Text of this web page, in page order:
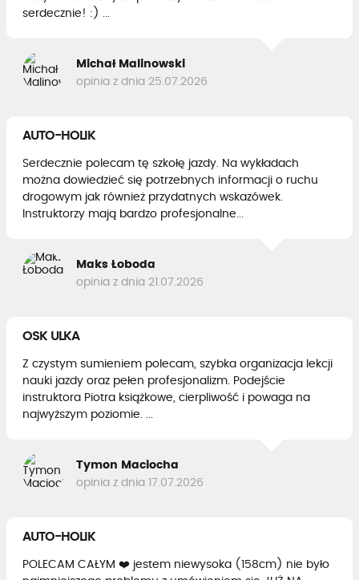
serdecznie! :) ...
Michał Malinowski
opinia z dnia 25.07.2026
AUTO-HOLIK
Serdecznie polecam tę szkołę jazdy. Na wykładach
można dowiedzieć się potrzebnych informacji o ruchu
drogowym jak również przydatnych wskazówek.
Instruktorzy mają bardzo profesjonalne...
Maks Łoboda
opinia z dnia 21.07.2026
OSK ULKA
Z czystym sumieniem polecam, szybka organizacja lekcji
nauki jazdy oraz pełen profesjonalizm. Podejście
instruktora Piotra książkowe, cierpliwość i powaga na
najwyższym poziomie. ...
Tymon Maciocha
opinia z dnia 17.07.2026
AUTO-HOLIK
POLECAM CAŁYM ❤️ jestem niewysoka (158cm) nie było